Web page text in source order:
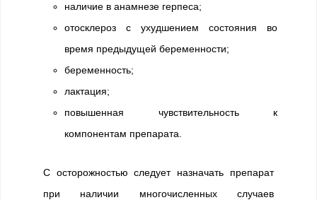
наличие в анамнезе герпеса;
отосклероз с ухудшением состояния во
время предыдущей беременности;
беременность;
лактация;
повышенная чувствительность к
компонентам препарата.
С осторожностью следует назначать препарат
при наличии многочисленных случаев